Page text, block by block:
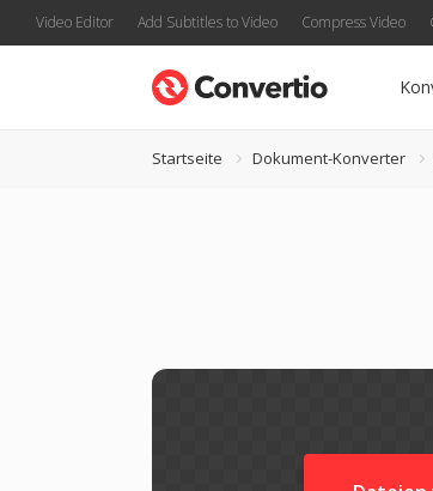
Video Editor Add Subtitles to Video Compress Video
Startseite Dokument-Konverter